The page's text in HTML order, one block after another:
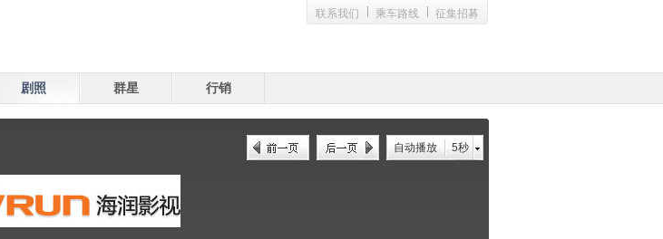
联系我们 乘车路线 征集招募
剧照 群星 行销
自动播放 5秒